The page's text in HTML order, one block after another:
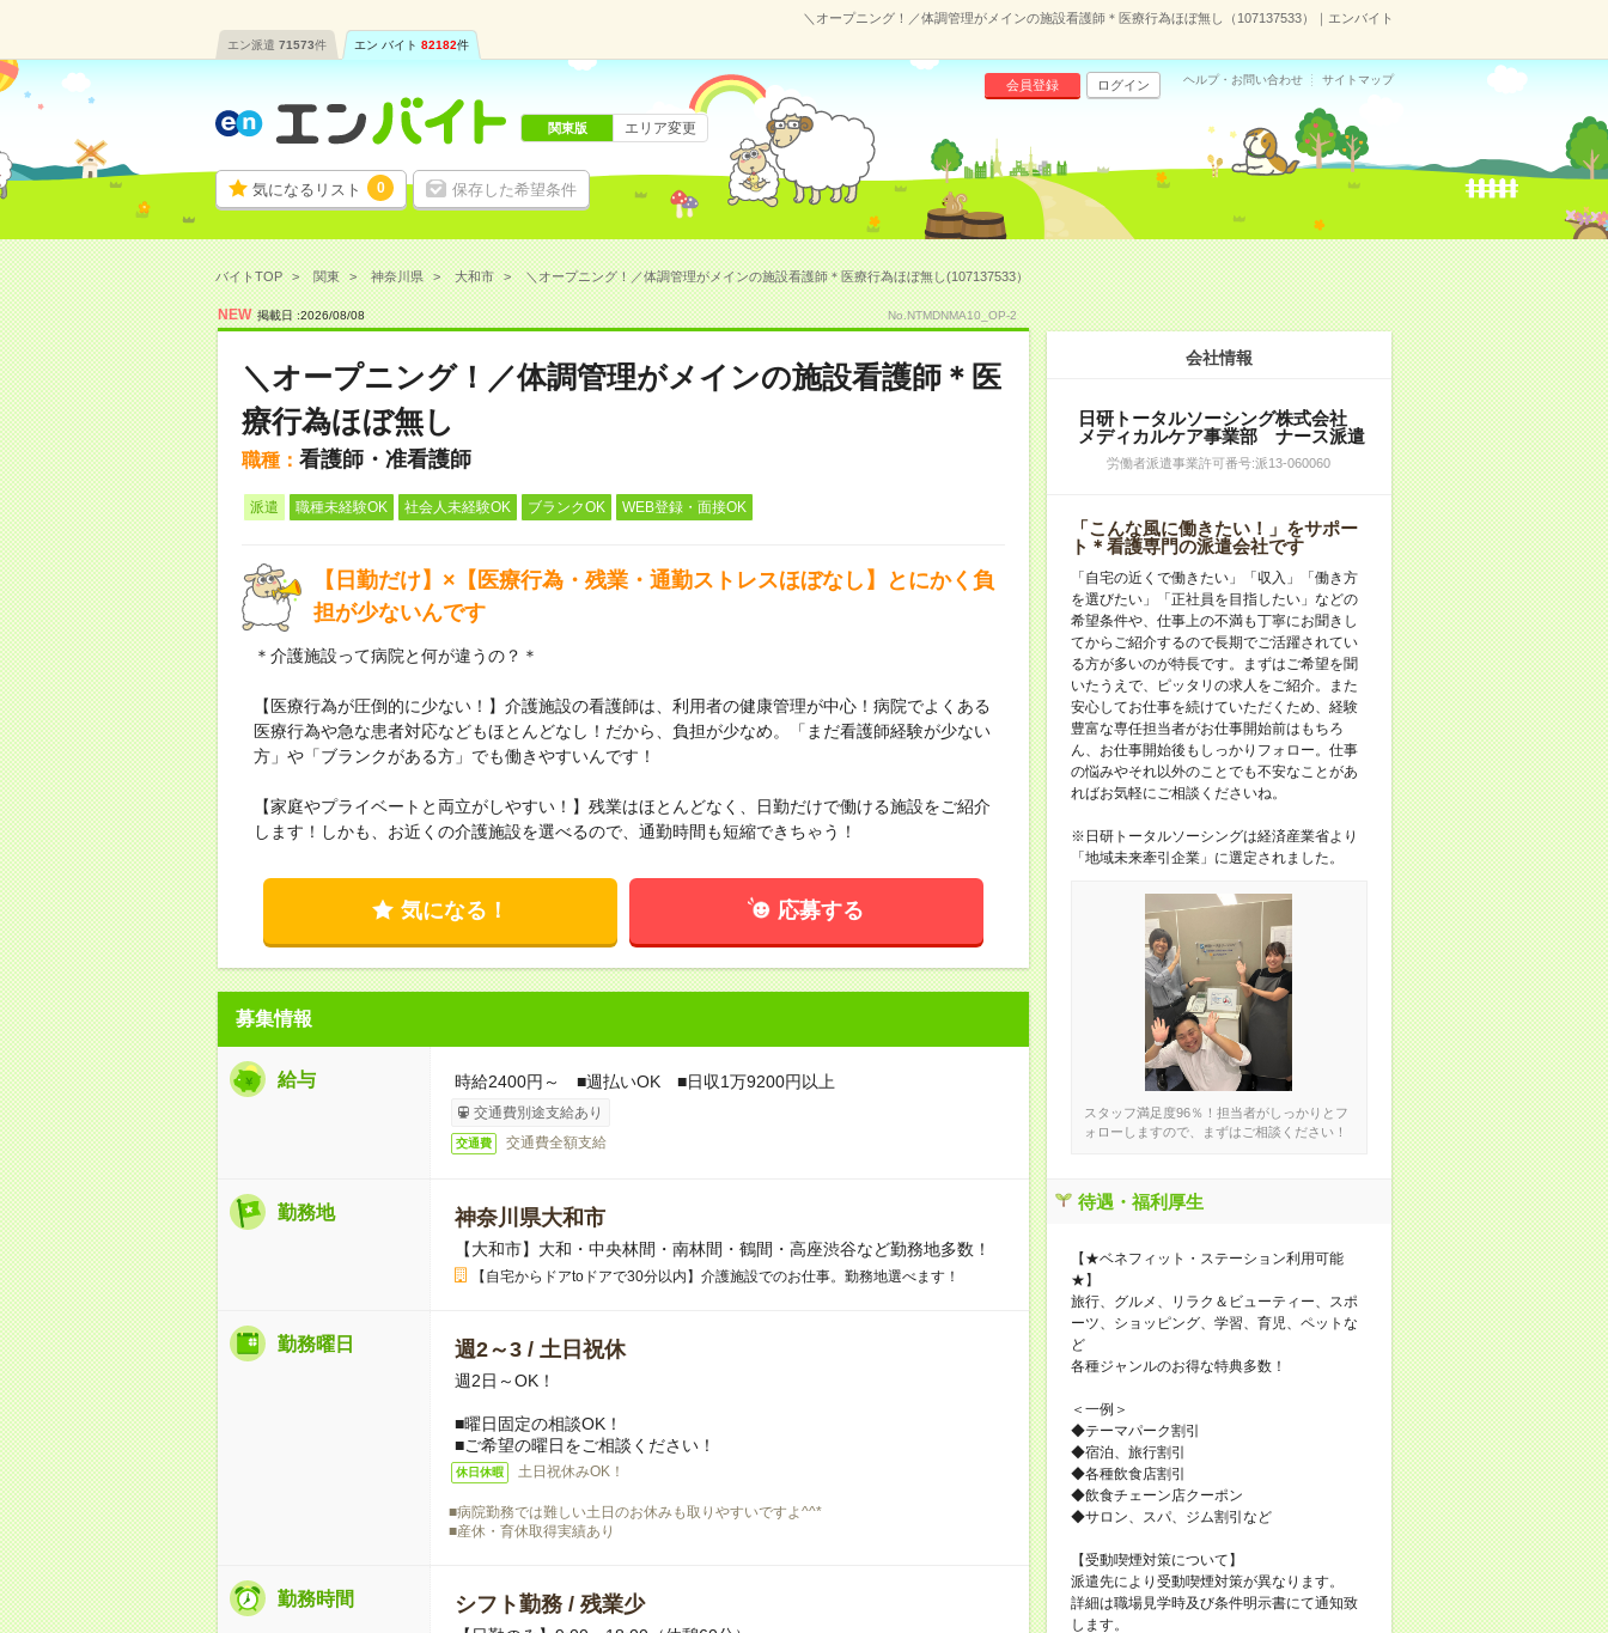
＼オープニング！／体調管理がメインの施設看護師＊医療行為ほぼ無し（107137533）｜エンバイト
エン派遣 71573件 エン バイト 82182件
気になるリスト 0 保存した希望条件
会員登録 ログイン ヘルプ・お問い合わせ サイトマップ
関東版 エリア変更
バイトTOP 関東 神奈川県 大和市 ＼オープニング！／体調管理がメインの施設看護師＊医療行為ほぼ無し(107137533）
NEW 掲載日 :2026/08/08 No.NTMDNMA10_OP-2
＼オープニング！／体調管理がメインの施設看護師＊医
療行為ほぼ無し
職種： 看護師・准看護師
派遣 職種未経験OK 社会人未経験OK ブランクOK WEB登録・面接OK
【日勤だけ】×【医療行為・残業・通勤ストレスほぼなし】とにかく負
担が少ないんです
＊介護施設って病院と何が違うの？＊
【医療行為が圧倒的に少ない！】介護施設の看護師は、利用者の健康管理が中心！病院でよくある
医療行為や急な患者対応などもほとんどなし！だから、負担が少なめ。「まだ看護師経験が少ない
方」や「ブランクがある方」でも働きやすいんです！
【家庭やプライベートと両立がしやすい！】残業はほとんどなく、日勤だけで働ける施設をご紹介
します！しかも、お近くの介護施設を選べるので、通勤時間も短縮できちゃう！
気になる！ 応募する
募集情報
給与 時給2400円～ ■週払いOK ■日収1万9200円以上
交通費別途支給あり
交通費 交通費全額支給
勤務地 神奈川県大和市
【大和市】大和・中央林間・南林間・鶴間・高座渋谷など勤務地多数！
【自宅からドアtoドアで30分以内】介護施設でのお仕事。勤務地選べます！
勤務曜日 週2～3 / 土日祝休
週2日～OK！
■曜日固定の相談OK！
■ご希望の曜日をご相談ください！
休日休暇 土日祝休みOK！
■病院勤務では難しい土日のお休みも取りやすいですよ^^*
■産休・育休取得実績あり
勤務時間 シフト勤務 / 残業少
会社情報
日研トータルソーシング株式会社
メディカルケア事業部 ナース派遣
労働者派遣事業許可番号:派13-060060
「こんな風に働きたい！」をサポー
ト＊看護専門の派遣会社です
「自宅の近くで働きたい」「収入」「働き方
を選びたい」「正社員を目指したい」などの
希望条件や、仕事上の不満も丁寧にお聞きし
てからご紹介するので長期でご活躍されてい
る方が多いのが特長です。まずはご希望を聞
いたうえで、ピッタリの求人をご紹介。また
安心してお仕事を続けていただくため、経験
豊富な専任担当者がお仕事開始前はもちろ
ん、お仕事開始後もしっかりフォロー。仕事
の悩みやそれ以外のことでも不安なことがあ
ればお気軽にご相談くださいね。
※日研トータルソーシングは経済産業省より
「地域未来牽引企業」に選定されました。
スタッフ満足度96％！担当者がしっかりとフ
ォローしますので、まずはご相談ください！
待遇・福利厚生
【★ベネフィット・ステーション利用可能
★】
旅行、グルメ、リラク＆ビューティー、スポ
ーツ、ショッピング、学習、育児、ペットな
ど
各種ジャンルのお得な特典多数！
＜一例＞
◆テーマパーク割引
◆宿泊、旅行割引
◆各種飲食店割引
◆飲食チェーン店クーポン
◆サロン、スパ、ジム割引など
【受動喫煙対策について】
派遣先により受動喫煙対策が異なります。
詳細は職場見学時及び条件明示書にて通知致
します。